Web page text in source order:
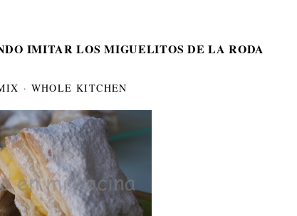
IMITAR LOS MIGUELITOS DE LA RODA
· WHOLE KITCHEN